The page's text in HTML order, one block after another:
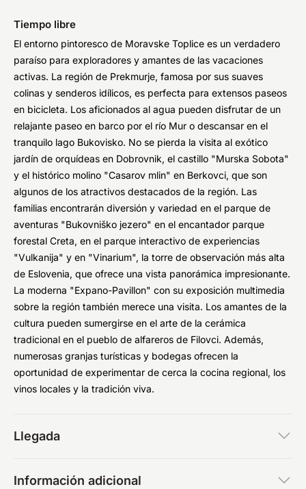
Tiempo libre
El entorno pintoresco de Moravske Toplice es un verdadero
paraíso para exploradores y amantes de las vacaciones
activas. La región de Prekmurje, famosa por sus suaves
colinas y senderos idílicos, es perfecta para extensos paseos
en bicicleta. Los aficionados al agua pueden disfrutar de un
relajante paseo en barco por el río Mur o descansar en el
tranquilo lago Bukovisko. No se pierda la visita al exótico
jardín de orquídeas en Dobrovnik, el castillo "Murska Sobota"
y el histórico molino "Casarov mlin" en Berkovci, que son
algunos de los atractivos destacados de la región. Las
familias encontrarán diversión y variedad en el parque de
aventuras "Bukovniško jezero" en el encantador parque
forestal Creta, en el parque interactivo de experiencias
"Vulkanija" y en "Vinarium", la torre de observación más alta
de Eslovenia, que ofrece una vista panorámica impresionante.
La moderna "Expano-Pavillon" con su exposición multimedia
sobre la región también merece una visita. Los amantes de la
cultura pueden sumergirse en el arte de la cerámica
tradicional en el pueblo de alfareros de Filovci. Además,
numerosas granjas turísticas y bodegas ofrecen la
oportunidad de experimentar de cerca la cocina regional, los
vinos locales y la tradición viva.
Llegada
Información adicional